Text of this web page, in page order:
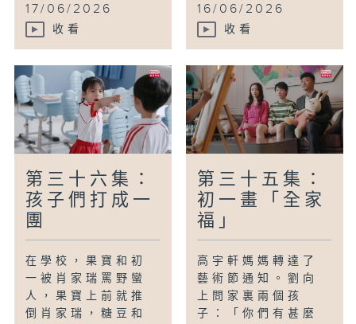
17/06/2026
收看
16/06/2026
收看
第三十六集：
孩子們打成一
團
在學校，果寶和初
一被肖家瑞罵野蠻
人，果寶上前就推
倒肖家瑞，糖豆和
第三十五集：
初一畫「全家
福」
高宇軒媽媽轉達了
藝術節通知。劉向
上問家裏兩個孩
子：「你們有甚麼